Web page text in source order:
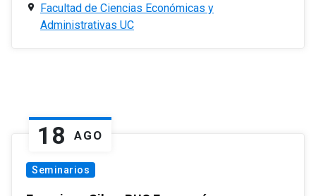
Facultad de Ciencias Económicas y
Administrativas UC
18 AGO
Seminarios